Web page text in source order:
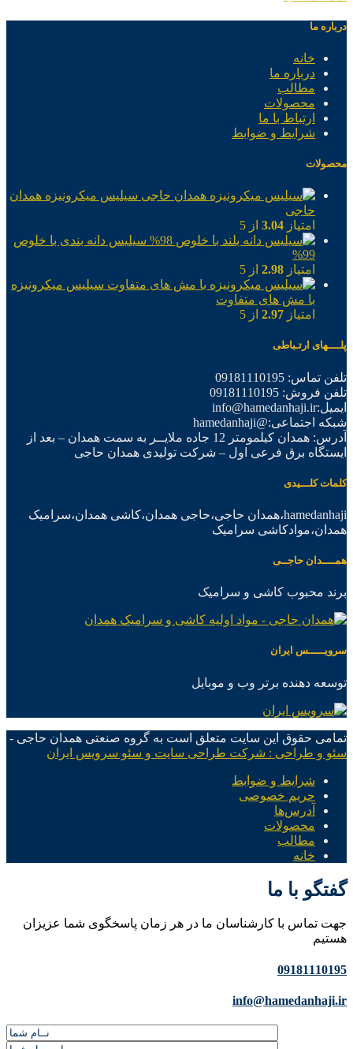
درباره ما
خانه
درباره ما
مطالب
محصولات
ارتباط با ما
شرایط و ضوابط
محصولات
سیلیس میکرونیزه همدان
حاجی
امتیاز 3.04 از 5
سیلیس دانه بندی با خلوص
99%
امتیاز 2.98 از 5
سیلیس میکرونیزه
با مش های متفاوت
امتیاز 2.97 از 5
پلــــهای ارتـباطی
تلفن تماس: 09181110195
تلفن فروش: 09181110195
ایمیل:info@hamedanhaji.ir
شبکه اجتماعی:@hamedanhaji
آدرس: همدان کیلمومتر 12 جاده ملایــر به سمت همدان – بعد از
ایستگاه برق فرعی اول – شرکت تولیدی همدان حاجی
کلمات کلـــیدی
hamedanhaji،همدان حاجی،حاجی همدان،کاشی همدان،سرامیک
همدان،موادکاشی سرامیک
همــــدان حاجــی
برند محبوب کاشی و سرامیک
سرویـــــس ایران
توسعه دهنده برتر وب و موبایل
تمامی حقوق این سایت متعلق است به گروه صنعتی همدان حاجی -
سئو و طراحی : شرکت طراحی سایت و سئو سرویس ایران
شرایط و ضوابط
حریم خصوصی
آدرس‌ها
محصولات
مطالب
خانه
گفتگو با ما
جهت تماس با کارشناسان ما در هر زمان پاسخگوی شما عزیزان
هستیم
09181110195
info@hamedanhaji.ir